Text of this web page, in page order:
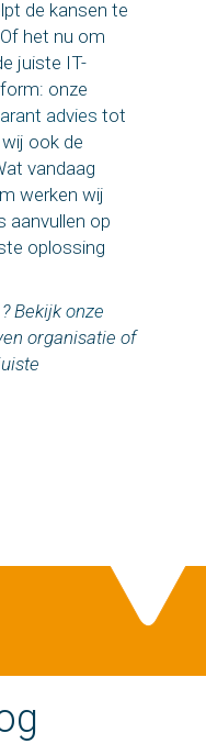
de kansen te
het nu om
juiste IT-
onze
advies tot
ook de
vandaag
werken wij
aanvullen op
oplossing
Bekijk onze
organisatie of